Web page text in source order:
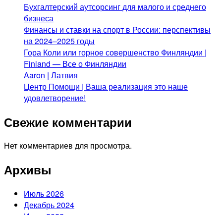
Бухгалтерский аутсорсинг для малого и среднего
бизнеса
Финансы и ставки на спорт в России: перспективы
на 2024–2025 годы
Гора Коли или горное совершенство Финляндии |
Finland — Все о Финляндии
Aaron | Латвия
Центр Помощи | Ваша реализация это наше
удовлетворение!
Свежие комментарии
Нет комментариев для просмотра.
Архивы
Июль 2026
Декабрь 2024